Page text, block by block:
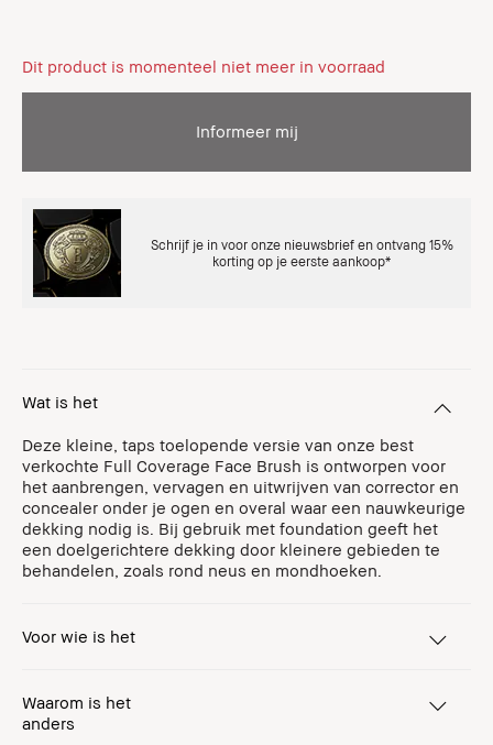
Dit product is momenteel niet meer in voorraad
Informeer mij
Schrijf je in voor onze nieuwsbrief en ontvang 15%
korting op je eerste aankoop*
Wat is het
Deze kleine, taps toelopende versie van onze best
verkochte Full Coverage Face Brush is ontworpen voor
het aanbrengen, vervagen en uitwrijven van corrector en
concealer onder je ogen en overal waar een nauwkeurige
dekking nodig is. Bij gebruik met foundation geeft het
een doelgerichtere dekking door kleinere gebieden te
behandelen, zoals rond neus en mondhoeken.
Voor wie is het
Waarom is het
anders